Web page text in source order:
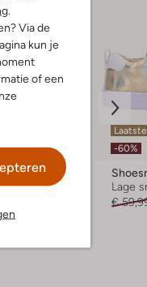
Via de
kun je
of een
-60%
Lage
€